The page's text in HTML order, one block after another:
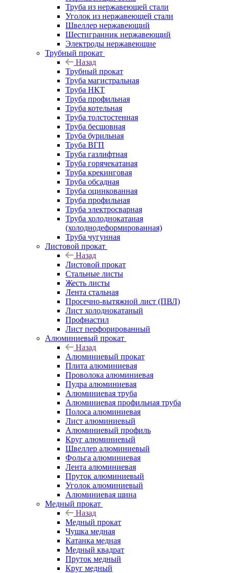
Труба из нержавеющей стали
Уголок из нержавеющей стали
Швеллер нержавеющий
Шестигранник нержавеющий
Электроды нержавеющие
Трубный прокат
Назад
Трубный прокат
Труба магистральная
Труба НКТ
Труба профильная
Труба котельная
Труба толстостенная
Труба бесшовная
Труба бурильная
Труба ВГП
Труба газлифтная
Труба горячекатаная
Труба крекинговая
Труба обсадная
Труба оцинкованная
Труба профильная
Труба электросварная
Труба холоднокатаная
(холоднодеформированная)
Труба чугунная
Листовой прокат
Назад
Листовой прокат
Стальные листы
Жесть листы
Лента стальная
Просечно-вытяжной лист (ПВЛ)
Лист холоднокатаный
Профнастил
Лист перфорированный
Алюминиевый прокат
Назад
Алюминиевый прокат
Плита алюминиевая
Проволока алюминиевая
Пудра алюминиевая
Алюминиевая труба
Алюминиевая профильная труба
Полоса алюминиевая
Лист алюминиевый
Алюминиевый профиль
Круг алюминиевый
Швеллер алюминиевый
Фольга алюминиевая
Лента алюминиевая
Пруток алюминиевый
Уголок алюминиевый
Алюминиевая шина
Медный прокат
Назад
Медный прокат
Чушка медная
Катанка медная
Медный квадрат
Пруток медный
Круг медный